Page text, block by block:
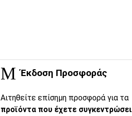
Έκδοση Προσφοράς
Αιτηθείτε επίσημη προσφορά για τα
προϊόντα που έχετε